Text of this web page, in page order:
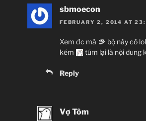
sbmoecon
FEBRUARY 2, 2014 AT
Xem đc mà bộ này có
kém
túm lại là nội dung
Reply
Vợ Tôm